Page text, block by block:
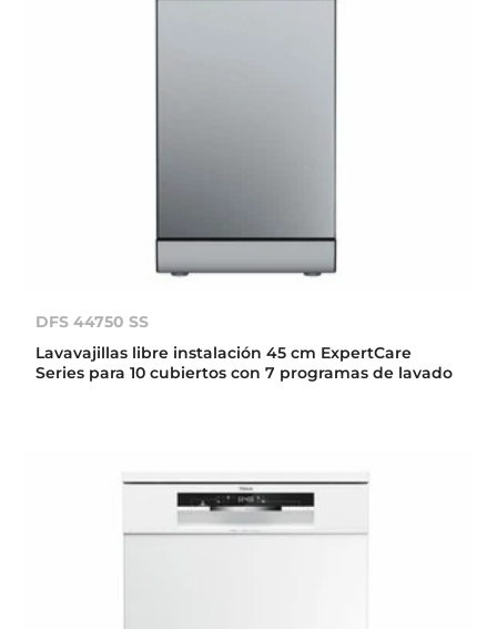
DFS 44750 SS
Lavavajillas libre instalación 45 cm ExpertCare
Series para 10 cubiertos con 7 programas de lavado